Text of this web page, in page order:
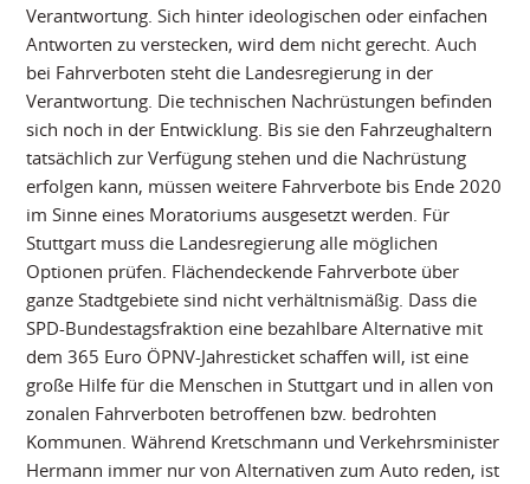
Verantwortung. Sich hinter ideologischen oder einfachen
Antworten zu verstecken, wird dem nicht gerecht. Auch
bei Fahrverboten steht die Landesregierung in der
Verantwortung. Die technischen Nachrüstungen befinden
sich noch in der Entwicklung. Bis sie den Fahrzeughaltern
tatsächlich zur Verfügung stehen und die Nachrüstung
erfolgen kann, müssen weitere Fahrverbote bis Ende 2020
im Sinne eines Moratoriums ausgesetzt werden. Für
Stuttgart muss die Landesregierung alle möglichen
Optionen prüfen. Flächendeckende Fahrverbote über
ganze Stadtgebiete sind nicht verhältnismäßig. Dass die
SPD-Bundestagsfraktion eine bezahlbare Alternative mit
dem 365 Euro ÖPNV-Jahresticket schaffen will, ist eine
große Hilfe für die Menschen in Stuttgart und in allen von
zonalen Fahrverboten betroffenen bzw. bedrohten
Kommunen. Während Kretschmann und Verkehrsminister
Hermann immer nur von Alternativen zum Auto reden, ist